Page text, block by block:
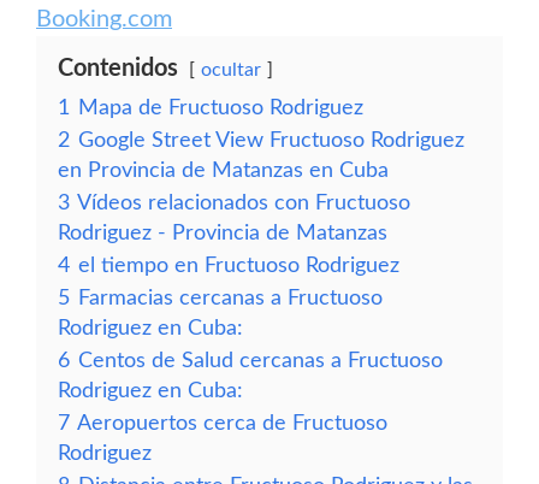
Booking.com
Contenidos ocultar
1
Mapa de Fructuoso Rodriguez
2 Google Street View Fructuoso Rodriguez
en Provincia de Matanzas en Cuba
3 Vídeos relacionados con Fructuoso
Rodriguez - Provincia de Matanzas
4 el tiempo en Fructuoso Rodriguez
5 Farmacias cercanas a Fructuoso
Rodriguez en Cuba:
6 Centos de Salud cercanas a Fructuoso
Rodriguez en Cuba:
7 Aeropuertos cerca de Fructuoso
Rodriguez